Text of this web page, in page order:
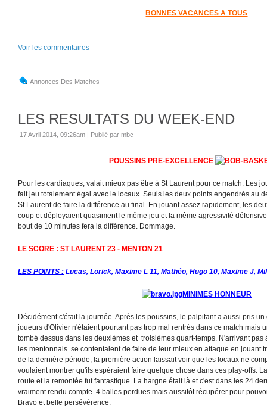
BONNES VACANCES A TOUS
Voir les commentaires
Annonces Des Matches
LES RESULTATS DU WEEK-END
17 Avril 2014, 09:26am | Publié par mbc
POUSSINS PRE-EXCELLENCE
Pour les cardiaques, valait mieux pas être à St Laurent pour ce match. Les
fait jeu totalement égal avec le locaux. Seuls les deux points engendrés au
St Laurent de faire la différence au final. En jouant assez rapidement, les
coup et déployaient quasiment le même jeu et la même agressivité
bout de 10 minutes fera la différence. Dommage.
LE SCORE : ST LAURENT 23 - MENTON 21
LES POINTS : Lucas, Lorick, Maxime L 11, Mathéo, Hugo 10, Maxime J,
MINIMES HONNEUR
Décidément c'était la journée. Après les poussins, le palpitant a aussi pris
joueurs d'Olivier n'étaient pourtant pas trop mal rentrés dans ce match mais
tombé dessus dans les deuxièmes et troisièmes quart-temps. N'arrivant pas
les mentonnais se contentaient de faire de leur mieux en attaque en jouant
de la dernière période, la première action laissait voir que les locaux ne
voulaient montrer qu'ils espéraient faire quelque chose dans ces play-offs.
route et la remontée fut fantastique. La hargne était là et c'est dans les 24
vraiment rendu compte. 4 balles perdues mais aussitôt récupérer pour
Bravo et belle persévérence.